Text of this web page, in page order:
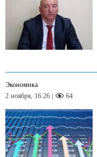
Экономика
2 ноября, 16:26 |
64